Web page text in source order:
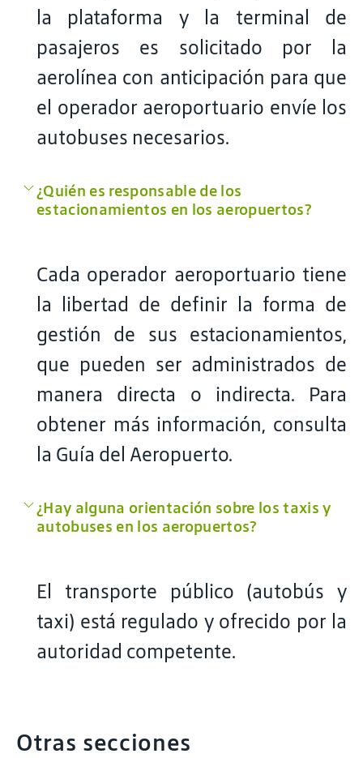
la plataforma y la terminal de
pasajeros es solicitado por la
aerolínea con anticipación para que
el operador aeroportuario envíe los
autobuses necesarios.
¿Quién es responsable de los
estacionamientos en los aeropuertos?
Cada operador aeroportuario tiene
la libertad de definir la forma de
gestión de sus estacionamientos,
que pueden ser administrados de
manera directa o indirecta. Para
obtener más información, consulta
la Guía del Aeropuerto.
¿Hay alguna orientación sobre los taxis y
autobuses en los aeropuertos?
El transporte público (autobús y
taxi) está regulado y ofrecido por la
autoridad competente.
Otras secciones